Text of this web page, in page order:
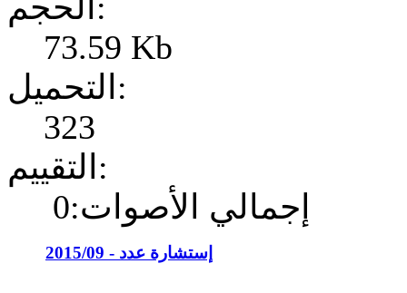
73.59 Kb
التحميل:
323
التقييم:
إجمالي الأصوات:0
إستشارة عدد - 2015/09